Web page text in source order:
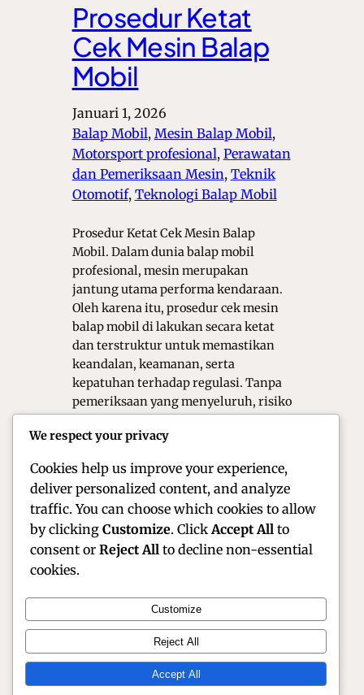
Prosedur Ketat
Cek Mesin Balap
Mobil
Januari 1, 2026
Balap Mobil, Mesin Balap Mobil ,
Motorsport profesional, Perawatan
dan Pemeriksaan Mesin, Teknik
Otomotif, Teknologi Balap Mobil
Prosedur Ketat Cek Mesin Balap
Mobil. Dalam dunia balap mobil
profesional, mesin merupakan
jantung utama performa kendaraan.
Oleh karena itu, prosedur cek mesin
balap mobil di lakukan secara ketat
dan terstruktur untuk memastikan
keandalan, keamanan, serta
kepatuhan terhadap regulasi. Tanpa
pemeriksaan yang menyeluruh, risiko
meningkat dan dapat berdampak
Official Site of Christian Montanari | Racer &
Motorsport Profile
We respect your privacy
Cookies help us improve your experience,
deliver personalized content, and analyze
traffic. You can choose which cookies to allow
by clicking Customize. Click Accept All to
consent or Reject All to decline non-essential
cookies.
Customize
Reject All
Accept All